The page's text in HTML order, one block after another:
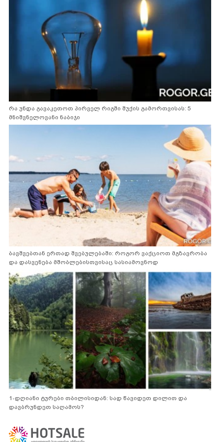
რა უნდა გავაკეთოთ პირველ რიგში შუქის გამორთვისას: 5
მნიშვნელოვანი ნაბიჯი
ბავშვებთან ერთად შვებულებაში: როგორ ვაქციოთ მგზავრობა
და დასვენება მშობლებისთვისაც სასიამოვნოდ
1-დღიანი ტურები თბილისიდან: სად წავიდეთ დილით და
დავბრუნდეთ საღამოს?